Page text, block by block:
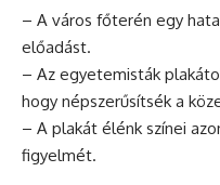
– A város főterén egy
előadást.
– Az egyetemisták
hogy népszerűsítsék a
– A plakát élénk színei
figyelmét.